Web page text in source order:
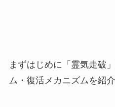
まずはじめに「霊気走破
ム・復活メカニズムを紹介